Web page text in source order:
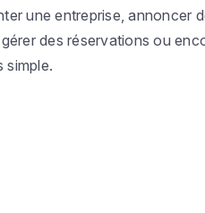
une entreprise, annoncer
des réservations ou
simple.